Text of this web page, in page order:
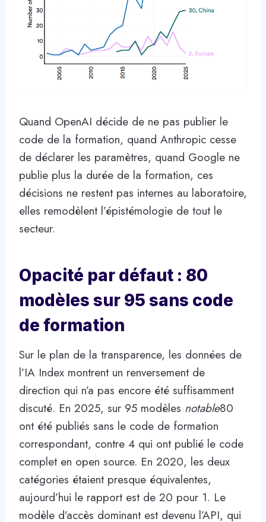
Quand OpenAI décide de ne pas publier le
code de la formation, quand Anthropic cesse
de déclarer les paramètres, quand Google ne
publie plus la durée de la formation, ces
décisions ne restent pas internes au laboratoire,
elles remodèlent l’épistémologie de tout le
secteur.
Opacité par défaut : 80
modèles sur 95 sans code
de formation
Sur le plan de la transparence, les données de
l’IA Index montrent un renversement de
direction qui n’a pas encore été suffisamment
discuté. En 2025, sur 95 modèles notable80
ont été publiés sans le code de formation
correspondant, contre 4 qui ont publié le code
complet en open source. En 2020, les deux
catégories étaient presque équivalentes,
aujourd’hui le rapport est de 20 pour 1. Le
modèle d’accès dominant est devenu l’API, qui